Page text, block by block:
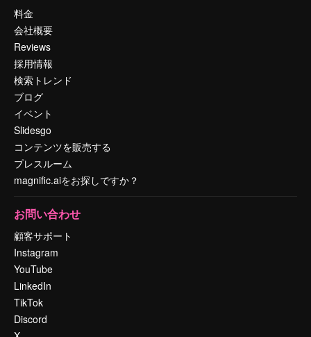
料金
会社概要
Reviews
採用情報
検索トレンド
ブログ
イベント
Slidesgo
コンテンツを販売する
プレスルーム
magnific.aiをお探しですか？
お問い合わせ
顧客サポート
Instagram
YouTube
LinkedIn
TikTok
Discord